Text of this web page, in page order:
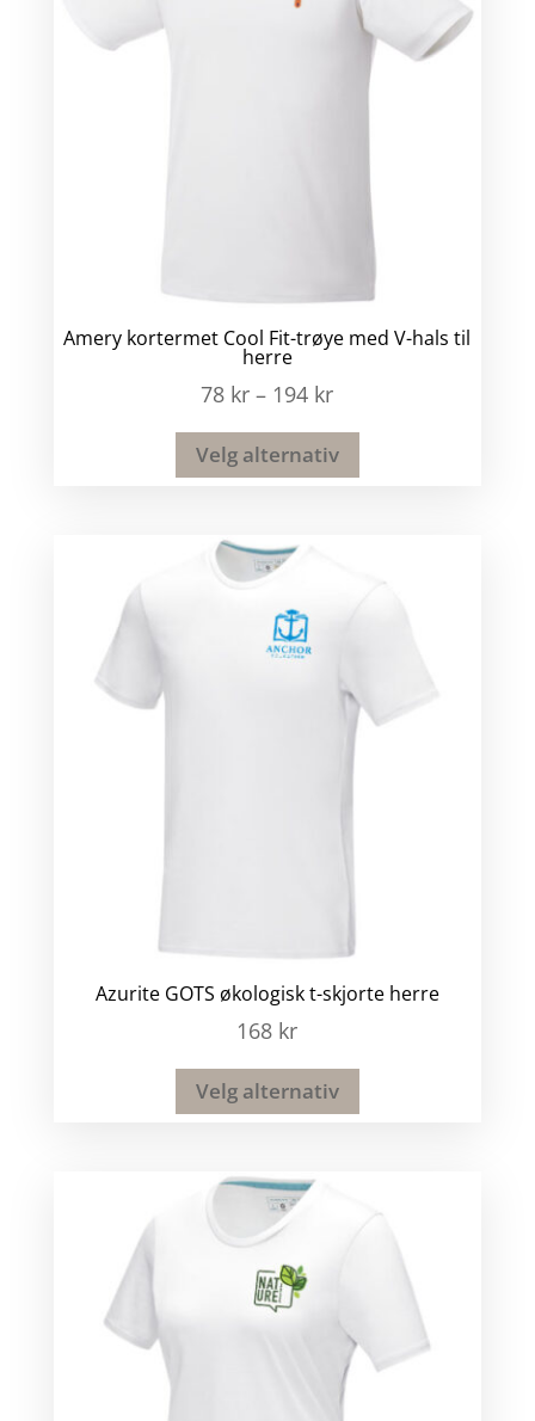
Amery kortermet Cool Fit-trøye med V-hals til
herre
78 kr – 194 kr
Velg alternativ
Azurite GOTS økologisk t-skjorte herre
168 kr
Velg alternativ